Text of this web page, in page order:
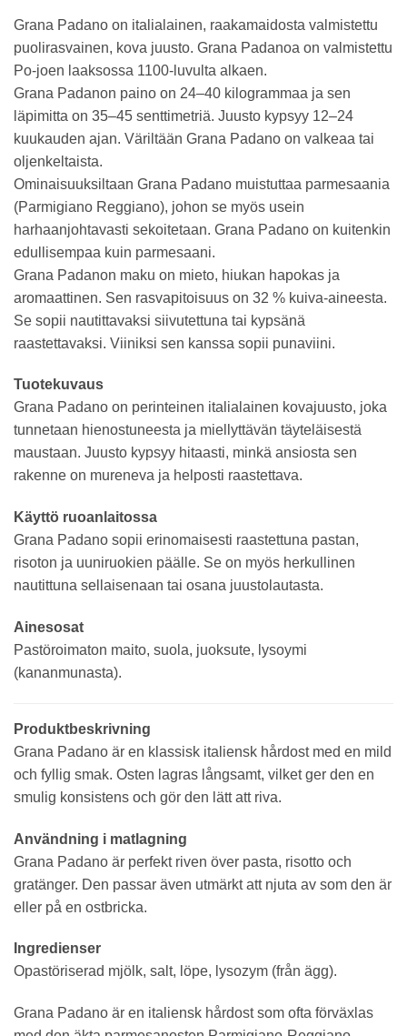
Grana Padano on italialainen, raakamaidosta valmistettu
puolirasvainen, kova juusto. Grana Padanoa on valmistettu
Po-joen laaksossa 1100-luvulta alkaen.
Grana Padanon paino on 24–40 kilogrammaa ja sen
läpimitta on 35–45 senttimetriä. Juusto kypsyy 12–24
kuukauden ajan. Väriltään Grana Padano on valkeaa tai
oljenkeltaista.
Ominaisuuksiltaan Grana Padano muistuttaa parmesaania
(Parmigiano Reggiano), johon se myös usein
harhaanjohtavasti sekoitetaan. Grana Padano on kuitenkin
edullisempaa kuin parmesaani.
Grana Padanon maku on mieto, hiukan hapokas ja
aromaattinen. Sen rasvapitoisuus on 32 % kuiva-aineesta.
Se sopii nautittavaksi siivutettuna tai kypsänä
raastettavaksi. Viiniksi sen kanssa sopii punaviini.
Tuotekuvaus
Grana Padano on perinteinen italialainen kovajuusto, joka
tunnetaan hienostuneesta ja miellyttävän täyteläisestä
maustaan. Juusto kypsyy hitaasti, minkä ansiosta sen
rakenne on mureneva ja helposti raastettava.
Käyttö ruoanlaitossa
Grana Padano sopii erinomaisesti raastettuna pastan,
risoton ja uuniruokien päälle. Se on myös herkullinen
nautittuna sellaisenaan tai osana juustolautasta.
Ainesosat
Pastöroimaton maito, suola, juoksute, lysoymi
(kananmunasta).
Produktbeskrivning
Grana Padano är en klassisk italiensk hårdost med en mild
och fyllig smak. Osten lagras långsamt, vilket ger den en
smulig konsistens och gör den lätt att riva.
Användning i matlagning
Grana Padano är perfekt riven över pasta, risotto och
gratänger. Den passar även utmärkt att njuta av som den är
eller på en ostbricka.
Ingredienser
Opastöriserad mjölk, salt, löpe, lysozym (från ägg).
Grana Padano är en italiensk hårdost som ofta förväxlas